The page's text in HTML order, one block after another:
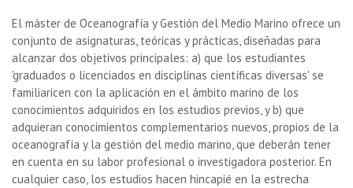
El máster de Oceanografía y Gestión del Medio Marino ofrece un
conjunto de asignaturas, teóricas y prácticas, diseñadas para
alcanzar dos objetivos principales: a) que los estudiantes
'graduados o licenciados en disciplinas científicas diversas' se
familiaricen con la aplicación en el ámbito marino de los
conocimientos adquiridos en los estudios previos, y b) que
adquieran conocimientos complementarios nuevos, propios de la
oceanografía y la gestión del medio marino, que deberán tener
en cuenta en su labor profesional o investigadora posterior. En
cualquier caso, los estudios hacen hincapié en la estrecha